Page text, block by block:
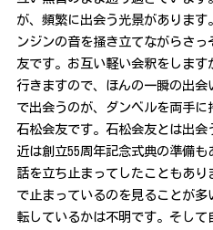
が、頻繁に出会う光景がありま
ンジンの音を掻き立てながらさ
友です。お互い軽い会釈をしま
行きますので、ほんの一瞬の出
で出会うのが、ダンベルを両手
石松会友です。石松会友とは出
近は創立55周年記念式典の準備
話を立ち止まってしたこともあ
で止まっているのを見ることが多
転しているかは不明です。そし